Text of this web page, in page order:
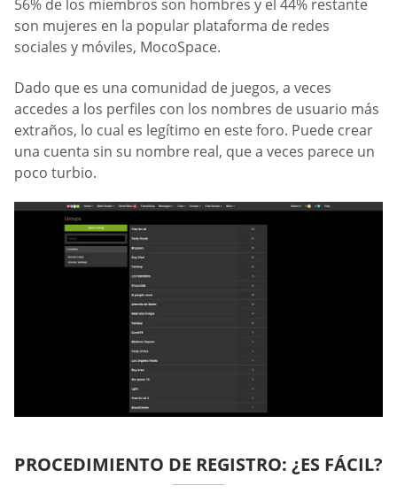
56% de los miembros son hombres y el 44% restante
son mujeres en la popular plataforma de redes
sociales y móviles, MocoSpace.
Dado que es una comunidad de juegos, a veces
accedes a los perfiles con los nombres de usuario más
extraños, lo cual es legítimo en este foro. Puede crear
una cuenta sin su nombre real, que a veces parece un
poco turbio.
PROCEDIMIENTO DE REGISTRO: ¿ES FÁCIL?